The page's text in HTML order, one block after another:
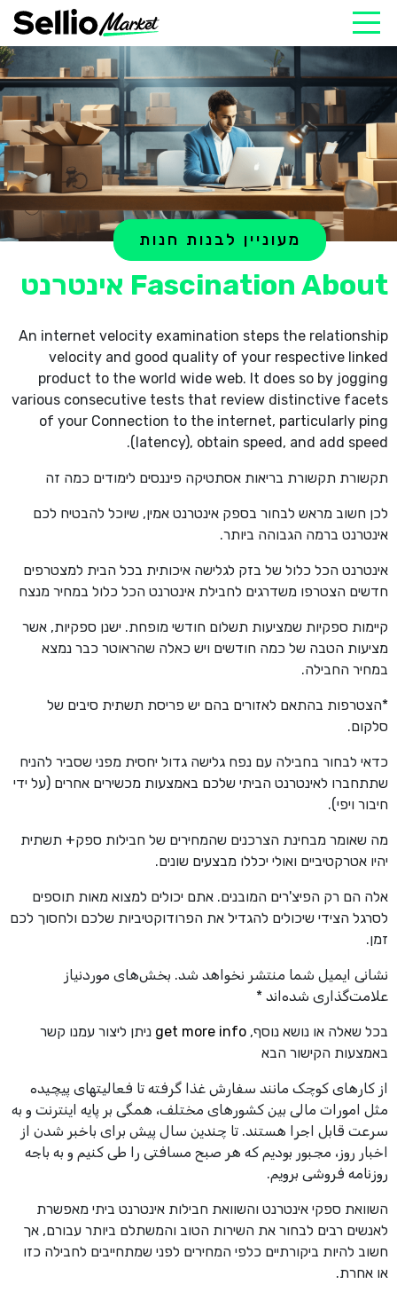
Fascination About אינטרנט
מעוניין לבנות חנות
An internet velocity examination steps the relationship
velocity and good quality of your respective linked
product to the world wide web. It does so by jogging
various consecutive tests that review distinctive facets
of your Connection to the internet, particularly ping
(latency), obtain speed, and add speed.
תקשורת תקשורת בריאות אסתטיקה פיננסים לימודים כמה זה
לכן חשוב מראש לבחור בספק אינטרנט אמין, שיוכל להבטיח לכם
אינטרנט ברמה הגבוהה ביותר.
אינטרנט הכל כלול של בזק לגלישה איכותית בכל הבית למצטרפים
חדשים הצטרפו משדרגים לחבילת אינטרנט הכל כלול במחיר מנצח
קיימות ספקיות שמציעות תשלום חודשי מופחת. ישנן ספקיות, אשר
מציעות הטבה של כמה חודשים ויש כאלה שהראוטר כבר נמצא
במחיר החבילה.
*הצטרפות בהתאם לאזורים בהם יש פריסת תשתית סיבים של
סלקום.
כדאי לבחור בחבילה עם נפח גלישה גדול יחסית מפני שסביר להניח
שתתחברו לאינטרנט הביתי שלכם באמצעות מכשירים אחרים (על ידי
חיבור ויפי).
מה שאומר מבחינת הצרכנים שהמחירים של חבילות ספק+ תשתית
יהיו אטרקטיביים ואולי יכללו מבצעים שונים.
אלה הם רק הפיצ'רים המובנים. אתם יכולים למצוא מאות תוספים
לסרגל הצידי שיכולים להגדיל את הפרודוקטיביות שלכם ולחסוך לכם
זמן.
نشانی ایمیل شما منتشر نخواهد شد. بخش‌های موردنیاز
علامت‌گذاری شده‌اند *
בכל שאלה או נושא נוסף, get more info ניתן ליצור עמנו קשר
באמצעות הקישור הבא
از کارهای کوچک مانند سفارش غذا گرفته تا فعالیتهای پیچیده
مثل امورات مالی بین کشورهای مختلف، همگی بر پایه اینترنت و به
سرعت قابل اجرا هستند. تا چندین سال پیش برای باخبر شدن از
اخبار روز، مجبور بودیم که هر صبح مسافتی را طی کنیم و به باجه
روزنامه فروشی برویم.
השוואת ספקי אינטרנט והשוואת חבילות אינטרנט ביתי מאפשרת
לאנשים רבים לבחור את השירות הטוב והמשתלם ביותר עבורם, אך
חשוב להיות ביקורתיים כלפי המחירים לפני שמתחייבים לחבילה כזו
או אחרת.